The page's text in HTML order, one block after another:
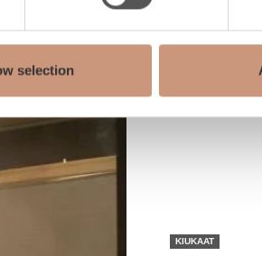
selection
KIUKAAT